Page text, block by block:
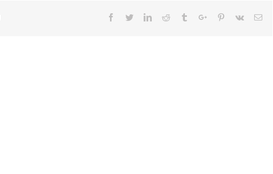
do
Facebook
TwitterLinkedinReddit TumblrGoogle+Pinterest
Vk